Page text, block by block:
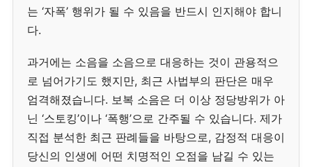
는 ‘자폭’ 행위가 될 수 있음을 반드시 인지해야 합니
다.
과거에는 소음을 소음으로 대응하는 것이 관용적으
로 넘어가기도 했지만, 최근 사법부의 판단은 매우
엄격해졌습니다. 보복 소음은 더 이상 정당방위가 아
닌 ‘스토킹’이나 ‘폭행’으로 간주될 수 있습니다. 제가
직접 분석한 최근 판례들을 바탕으로, 감정적 대응이
당신의 인생에 어떤 치명적인 오점을 남길 수 있는